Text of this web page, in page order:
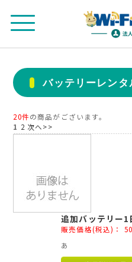
法人のお客
個人の方(クレ
お申
バッテリーレンタ
20件の商品がございます。
1 2 次へ>>
追加バッテリー1
販売価格(税込)： 50
あ